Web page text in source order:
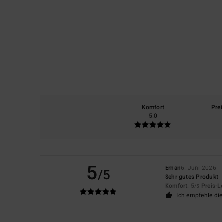
Komfort
5.0
5/5 Erhan6. Juni 2026
Sehr gutes Produkt
Komfort: 5/5 Preis-
Ich empfehle